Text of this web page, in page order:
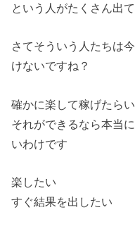
という人がたくさん出
さてそういう人たちは
けないですね？
確かに楽して稼げたら
それができるなら本当
いわけです
楽したい
すぐ結果を出したい